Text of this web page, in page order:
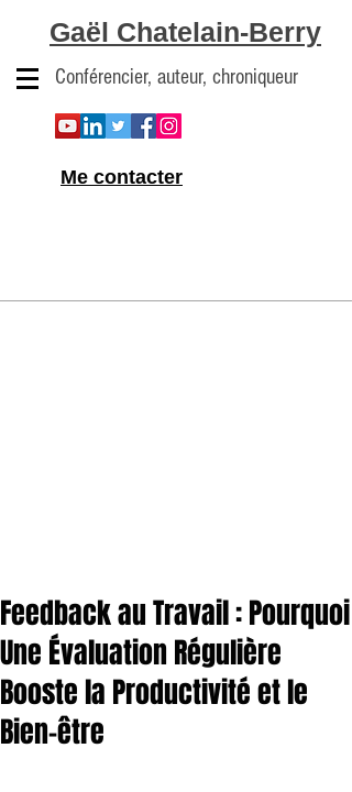
Gaël Chatelain-Berry
Conférencier, auteur, chroniqueur
Me contacter
Feedback au Travail : Pourquoi
Une Évaluation Régulière
Booste la Productivité et le
Bien-être